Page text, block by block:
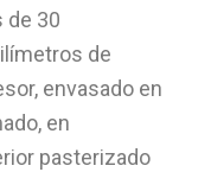
de 30
de
envasado en
en
pasterizado